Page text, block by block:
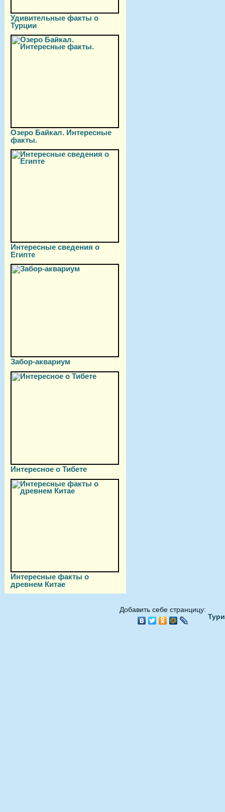
Удивительные факты о
Турции
Озеро Байкал. Интересные
факты.
Интересные сведения о
Египте
Забор-аквариум
Интересное о Тибете
Интересные факты о
древнем Китае
Добавить себе странцицу: